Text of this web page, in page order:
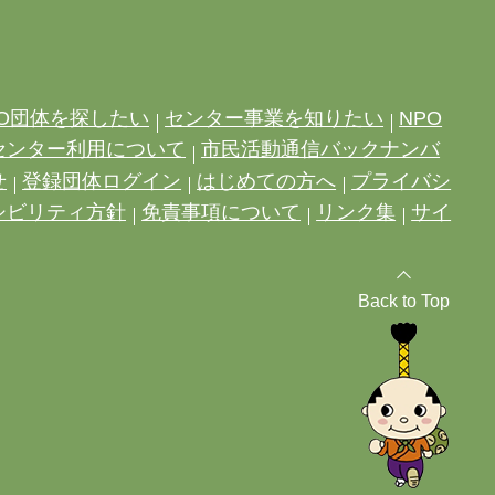
団体を探したい センター事業を知りたい
NPO
ンター利用について
市民活動通信バックナンバ
登録団体ログイン はじめての方へ
プライバシ
ビリティ方針
免責事項について リンク集 サイ
Back to Top